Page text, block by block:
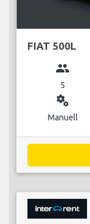
FIAT 500L
group
5
miscellaneous_services
Manuell